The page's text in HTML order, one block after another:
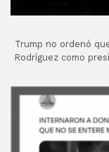
Trump no ordenó
Rodríguez como